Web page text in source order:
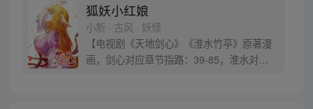
狐妖小红娘
小新 · 古风 · 妖怪
【电视剧《天地剑心》《淮水竹亭》原著漫
画，剑心对应章节指路：39-85，淮水对应